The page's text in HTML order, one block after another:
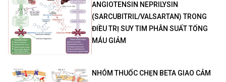
ANGIOTENSIN NEPRILYSIN
(SARCUBITRIL/VALSARTAN) TRONG
ĐIỀU TRỊ SUY TIM PHÂN SUẤT TỐNG
MÁU GIẢM
NHÓM THUỐC CHẸN BETA GIAO CẢM